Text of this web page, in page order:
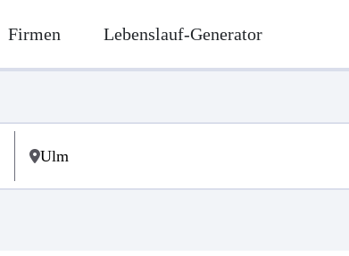
Firmen Lebenslauf-Generator